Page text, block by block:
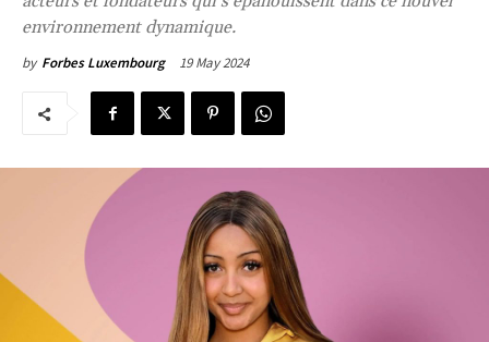
environnement dynamique.
by Forbes Luxembourg 19 May 2024